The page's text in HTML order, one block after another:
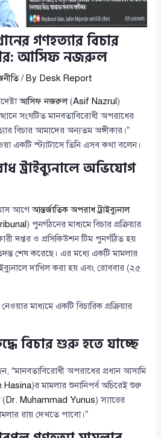
গণহত্যার বিচার
আসিফ নজরুল
/ By Desk Report
আসিফ নজরুল(Asif Nazrul )
সংঘটিত মানবতাবিরোধী অপরাধের
বিচার আমাদের অন্যতম অঙ্গীকার।”
একটি স্ট্যাটাসে তিনি এসব কথা বলেন।
ট্রাইব্যুনালে অভিযোগ
আগেআন্তর্জাতিক অপরাধ ট্রাইব্যুনাল
) পুনর্গঠনের মাধ্যমে বিচার প্রক্রিয়ার
দপ্তর ও প্রসিকিউশন টিম পুনর্গঠিত হয়
শেষ করেছে। এর মধ্যে একটি মামলার
দাখিল করা হয় এবং রোববার (২৫
মাধ্যমে একটি বিচারিক প্রক্রিয়ার
বিচার শুরু হতে যাচ্ছে
অপরাধের প্রধান আসামি
Hasina)র মামলার শুনানিপর্ব অচিরেই শুরু
( Dr. Muhammad Yunus) স্যারের
রায় দেখতে পাবো।”